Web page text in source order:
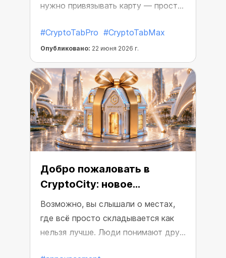
нужно привязывать карту — просто
свой подарок и превратите свое
время онлайн в крипту.
#CryptoTabPro #CryptoTabMax
Опубликовано: 22 июня 2026 г.
Добро пожаловать в
CryptoCity: новое
криптосообщество
Возможно, вы слышали о местах,
где всё просто складывается как
нельзя лучше. Люди понимают друг